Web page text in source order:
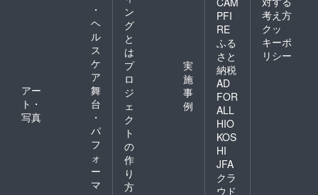
・
ヘ
ル
ス
ケ
ア
アー
ト・
写真
舞
台
・
パ
フ
ォ
ー
マ
ン
グ
と
は
プ
ロ
ジ
ェ
ク
ト
の
作
り
方
実
施
事
例
PFI
RE
ふる
さと
納税
AD
FOR
ALL
HIO
KOS
HI
JFA
クラ
ウド
考え方
クッ
キーポ
リシー